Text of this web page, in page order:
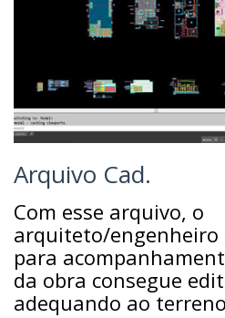
Arquivo Cad.
Com esse arquivo, o
arquiteto/
para
da obra consegue
adequando ao